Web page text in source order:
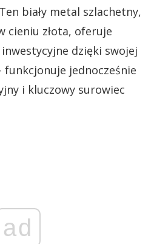
biały metal szlachetny,
cieniu złota, oferuje
dzięki swojej
jednocześnie
i kluczowy surowiec
ad